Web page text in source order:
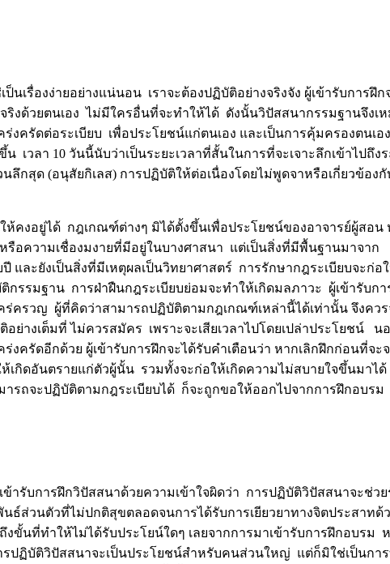
เรื่องง่ายอย่างแน่นอน เราจะต้องปฏิบัติอย่างจริงจัง ผู้เข้ารับการฝึก
ริงด้วยตนเอง ไม่มีใครอื่นที่จะทำให้ได้ ดังนั้นวิปัสสนากรรมฐานจึงเห
ครัดต่อระเบียบ เพื่อประโยชน์แก่ตนเอง และเป็นการคุ้มครองตนเอ
วลา 10 วันนี้นับว่าเป็นระยะเวลาที่สั้นในการที่จะเจาะลึกเข้าไปถึง
กสุด (อนุสัยกิเลส) การปฏิบัติให้ต่อเนื่องโดยไม่พูดจาหรือเกี่ยวข้องกั
งอยู่ได้ กฎเกณฑ์ต่างๆ มิได้ตั้งขึ้นเพื่อประโยชน์ของอาจารย์ผู้สอน
อความเชื่องมงายที่มีอยู่ในบางศาสนา แต่เป็นสิ่งที่มีพื้นฐานมาจาก
ละยังเป็นสิ่งที่มีเหตุผลเป็นวิทยาศาสตร์ การรักษากฎระเบียบจะก่อ
กรรมฐาน การฝ่าฝืนกฎระเบียบย่อมจะทำให้เกิดมลภาวะ ผู้เข้ารับกา
ร่ครวญ ผู้ที่คิดว่าสามารถปฏิบัติตามกฎเกณฑ์เหล่านี้ได้เท่านั้น จึงคว
ย่างเต็มที่ ไม่ควรสมัคร เพราะจะเสียเวลาไปโดยเปล่าประโยชน์ น
ครัดอีกด้วย ผู้เข้ารับการฝึกจะได้รับคำเตือนว่า หากเลิกฝึกก่อนที่จะ
ห้เกิดอันตรายแก่ตัวผู้นั้น รวมทั้งจะก่อให้เกิดความไม่สบายใจขึ้นมาไ
รถจะปฏิบัติตามกฎระเบียบได้ ก็จะถูกขอให้ออกไปจากการฝึกอบรม
รับการฝึกวิปัสสนาด้วยความเข้าใจผิดว่า การปฏิบัติวิปัสสนาจะช่วย
ส่วนตัวที่ไม่ปกติสุขตลอดจนการได้รับการเยียวยาทางจิตประสาทด้
นที่ทำให้ไม่ได้รับประโยน์ใดๆ เลยจากการมาเข้ารับการฝึกอบรม
ปฏิบัติวิปัสสนาจะเป็นประโยชน์สำหรับคนส่วนใหญ่ แต่ก็มิใช่เป็นกา